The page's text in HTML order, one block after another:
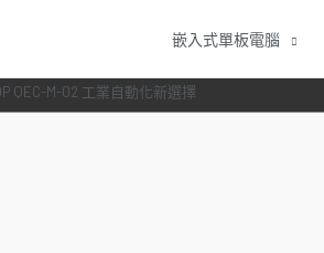
嵌入式單板電腦
QEC-M-02 工業自動化新選擇